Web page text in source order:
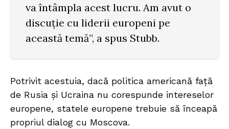
va întâmpla acest lucru. Am avut o
discuție cu liderii europeni pe
această temă”, a spus Stubb.
Potrivit acestuia, dacă politica americană față
de Rusia și Ucraina nu corespunde intereselor
europene, statele europene trebuie să înceapă
propriul dialog cu Moscova.